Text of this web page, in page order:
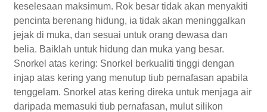
keselesaan maksimum. Rok besar tidak akan menyakiti
pencinta berenang hidung, ia tidak akan meninggalkan
jejak di muka, dan sesuai untuk orang dewasa dan
belia. Baiklah untuk hidung dan muka yang besar.
Snorkel atas kering: Snorkel berkualiti tinggi dengan
injap atas kering yang menutup tiub pernafasan apabila
tenggelam. Snorkel atas kering direka untuk menjaga air
daripada memasuki tiub pernafasan, mulut silikon